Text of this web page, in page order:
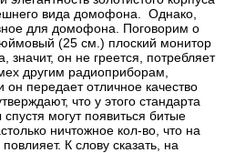
вида домофона. Однако,
для домофона. Поговорим о
(25 см.) плоский монитор
значит, он не греется, потребляет
другим радиоприборам,
передает отличное качество
что у этого стандарта
могут появиться битые
ничтожное кол-во, что на
К слову сказать, на